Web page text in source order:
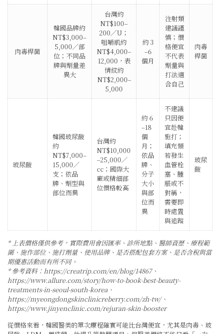
肉毒桿菌
韓國品牌約
NT$3,000–
5,000／部
位；不同品
牌與劑量差
異大
台灣約
NT$100–
200／U；
咀嚼肌約
NT$4,000–
12,000，表
情紋約
NT$2,000–
5,000
約 3
–6
個月
注射類
建議謹
慎；價
格便宜
不代表
劑量與
打法適
合自己
肉毒
桿菌
玻尿酸
韓國玻尿酸
約
NT$7,000–
15,000／
支；依品
牌、劑型與
部位而異
台灣約
NT$10,000
–25,000／
cc；國際大
廠或精細部
位價格較高
約 6
–18
個
月；
依品
牌、
分子
大小
與部
位而
異
不建議
只因便
宜赴韓
施打；
填充類
若發生
血管栓
塞、腫
脹或不
對稱，
需要即
時處置
與追蹤
玻尿
酸
* 上表價格僅供參考，實際費用會因匯率、診所地點、醫師資歷、療程範
圍、施作部位、施打劑量、使用品牌、是否搭配包套方案、是否含稅與當
期優惠活動而有所不同。
* 參考資料：https://creatrip.com/en/blog/14867、
https://www.allure.com/story/how-to-book-best-beauty-
treatments-in-seoul-south-korea 、
https://myeongdongskinclinicreberry.com/zh-tw/、
https://www.jinyenclinic.com/rejuran-skin-booster
從價格來看，韓國醫美的單次療程確實可能比台灣便宜，尤其是肉毒、玻